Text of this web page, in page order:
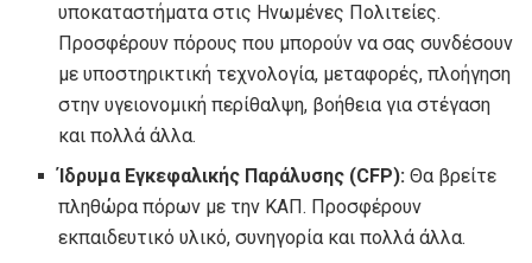
υποκαταστήματα στις Ηνωμένες Πολιτείες.
Προσφέρουν πόρους που μπορούν να σας συνδέσουν
με υποστηρικτική τεχνολογία, μεταφορές, πλοήγηση
στην υγειονομική περίθαλψη, βοήθεια για στέγαση
και πολλά άλλα.
Ίδρυμα Εγκεφαλικής Παράλυσης (CFP): Θα βρείτε
πληθώρα πόρων με την ΚΑΠ. Προσφέρουν
εκπαιδευτικό υλικό, συνηγορία και πολλά άλλα.